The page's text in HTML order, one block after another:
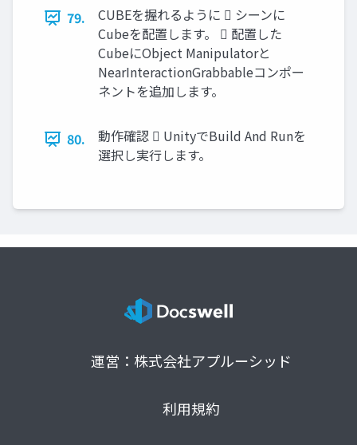
79.
CUBEを握れるように  シーンに
Cubeを配置します。  配置した
CubeにObject Manipulatorと
NearInteractionGrabbableコンポー
ネントを追加します。
80.
動作確認  UnityでBuild And Runを
選択し実行します。
運営：株式会社アプルーシッド
利用規約